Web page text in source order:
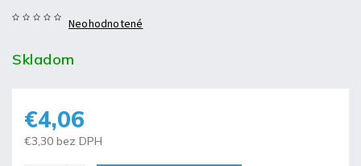
Neohodnotené
Skladom
€4,06
€3,30 bez DPH